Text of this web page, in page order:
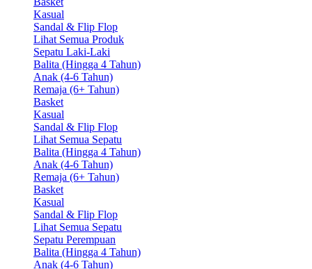
Kasual
Sandal & Flip Flop
Lihat Semua Produk
Sepatu Laki-Laki
Balita (Hingga 4 Tahun)
Anak (4-6 Tahun)
Remaja (6+ Tahun)
Basket
Kasual
Sandal & Flip Flop
Lihat Semua Sepatu
Balita (Hingga 4 Tahun)
Anak (4-6 Tahun)
Remaja (6+ Tahun)
Basket
Kasual
Sandal & Flip Flop
Lihat Semua Sepatu
Sepatu Perempuan
Balita (Hingga 4 Tahun)
Anak (4-6 Tahun)